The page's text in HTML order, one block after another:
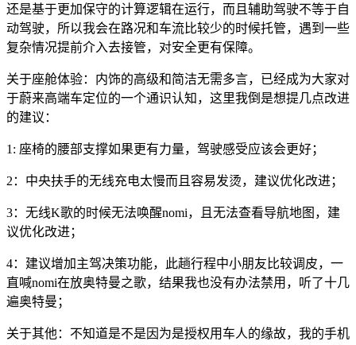
还是基于更加保守的计算逻辑在运行，而且辅助驾驶不等于自
动驾驶，所以我会在路况和车流比较少的时候托管，遇到一些
复杂情况提前介入去接管，对安全更有保障。
关于座舱体验：内饰的高级和简洁无需多言，已经成为大家对
于蔚来高端车定位的一个通识认知，这里我倒是想提几点改进
的建议：
1: 座椅的腰部支撑如果更有力量，驾驶感受应该会更好；
2：中央扶手的无线充电太慢而且容易发烫，建议优化改进；
3：无线K歌的时候无法唤醒nomi，且无法查看导航地图，建
议优化改进；
4：建议增加主驾决策功能，此趟行程中小朋友比较调皮，一
直喊nomi在放奥特曼之歌，结果我也没有办法禁用，听了十几
遍奥特曼；
关于其他：不知道是不是因为是授权用车人的缘故，我的手机